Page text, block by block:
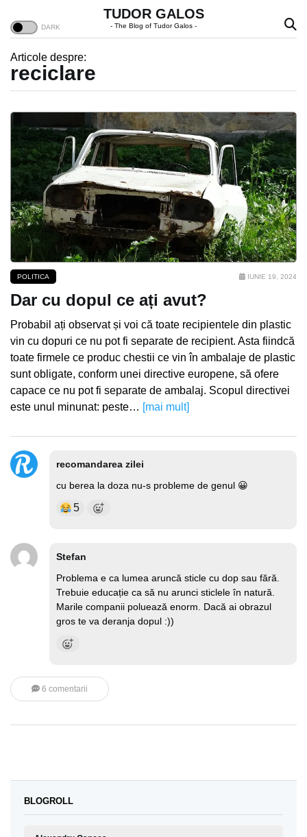
TUDOR GALOS
- The Blog of Tudor Galos -
Articole despre:
reciclare
POLITICA IUNIE 19, 2024
Dar cu dopul ce ați avut?
Probabil ați observat și voi că toate recipientele din plastic
vin cu dopuri ce nu pot fi separate de recipient. Asta fiindcă
toate firmele ce produc chestii ce vin în ambalaje de plastic
sunt obligate, conform unei directive europene, să ofere
capace ce nu pot fi separate de ambalaj. Scopul directivei
este unul minunat: peste… [mai mult]
recomandarea zilei
cu berea la doza nu-s probleme de genul 😀
5
Stefan
Problema e ca lumea aruncă sticle cu dop sau fără.
Trebuie educație ca să nu arunci sticlele în natură.
Marile companii poluează enorm. Dacă ai obrazul
gros te va deranja dopul :))
6 comentarii
BLOGROLL